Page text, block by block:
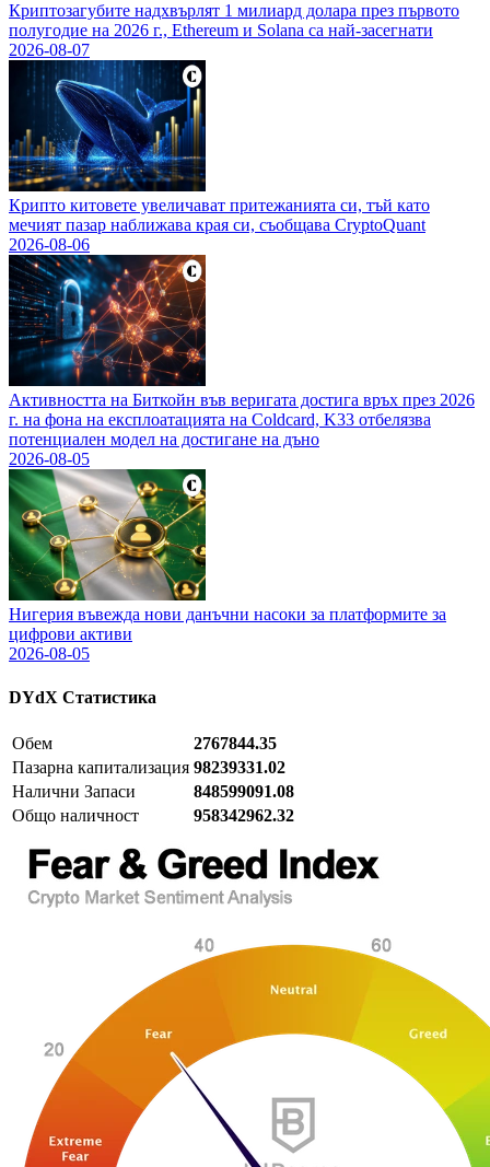
Криптозагубите надхвърлят 1 милиард долара през първото
полугодие на 2026 г., Ethereum и Solana са най-засегнати
2026-08-07
Крипто китовете увеличават притежанията си, тъй като
мечият пазар наближава края си, съобщава CryptoQuant
2026-08-06
Активността на Биткойн във веригата достига връх през 2026
г. на фона на експлоатацията на Coldcard, K33 отбелязва
потенциален модел на достигане на дъно
2026-08-05
Нигерия въвежда нови данъчни насоки за платформите за
цифрови активи
2026-08-05
DYdX Статистика
Обем
2767844.35
Пазарна капитализация 98239331.02
Налични Запаси
848599091.08
Общо наличност
958342962.32